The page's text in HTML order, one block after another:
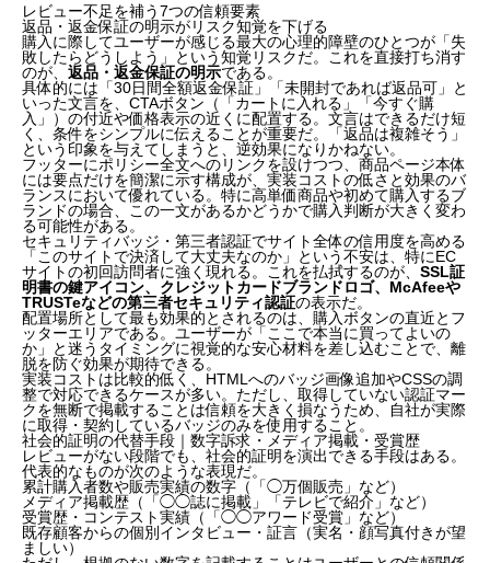
レビュー不足を補う7つの信頼要素
返品・返金保証の明示がリスク知覚を下げる
購入に際してユーザーが感じる最大の心理的障壁のひとつが「失
敗したらどうしよう」という知覚リスクだ。これを直接打ち消す
のが、 返品・返金保証の明示である。
具体的には「30日間全額返金保証」「未開封であれば返品可」と
いった文言を、CTAボタン（「カートに入れる」「今すぐ購
入」）の付近や価格表示の近くに配置する。文言はできるだけ短
く、条件をシンプルに伝えることが重要だ。「返品は複雑そう」
という印象を与えてしまうと、逆効果になりかねない。
フッターにポリシー全文へのリンクを設けつつ、商品ページ本体
には要点だけを簡潔に示す構成が、実装コストの低さと効果のバ
ランスにおいて優れている。特に高単価商品や初めて購入するブ
ランドの場合、この一文があるかどうかで購入判断が大きく変わ
る可能性がある。
セキュリティバッジ・第三者認証でサイト全体の信用度を高める
「このサイトで決済して大丈夫なのか」という不安は、特にEC
サイトの初回訪問者に強く現れる。これを払拭するのが、 SSL証
明書の鍵アイコン、クレジットカードブランドロゴ、McAfeeや
TRUSTeなどの第三者セキュリティ認証の表示だ。
配置場所として最も効果的とされるのは、購入ボタンの直近とフ
ッターエリアである。ユーザーが「ここで本当に買ってよいの
か」と迷うタイミングに視覚的な安心材料を差し込むことで、離
脱を防ぐ効果が期待できる。
実装コストは比較的低く、HTMLへのバッジ画像追加やCSSの調
整で対応できるケースが多い。ただし、取得していない認証マー
クを無断で掲載することは信頼を大きく損なうため、自社が実際
に取得・契約しているバッジのみを使用すること。
社会的証明の代替手段｜数字訴求・メディア掲載・受賞歴
レビューがない段階でも、社会的証明を演出できる手段はある。
代表的なものが次のような表現だ。
累計購入者数や販売実績の数字（「◯万個販売」など）
メディア掲載歴（「◯◯誌に掲載」「テレビで紹介」など）
受賞歴・コンテスト実績（「◯◯アワード受賞」など）
既存顧客からの個別インタビュー・証言（実名・顔写真付きが望
ましい）